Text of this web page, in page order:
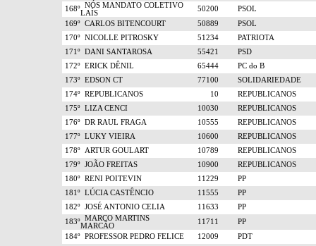
168º NÓS MANDATO COLETIVO
LAÍS
50200
PSOL
169º CARLOS BITENCOURT 50889
PSOL
170º NICOLLE PITROSKY 51234
PATRIOTA
171º DANI SANTAROSA 55421
PSD
172º ERICK DÊNIL 65444
PC do B
173º EDSON CT 77100
SOLIDARIEDADE
174º REPUBLICANOS 10
REPUBLICANOS
175º LIZA CENCI 10030
REPUBLICANOS
176º DR RAUL FRAGA 10555
REPUBLICANOS
177º LUKY VIEIRA 10600
REPUBLICANOS
178º ARTUR GOULART 10789
REPUBLICANOS
179º JOÃO FREITAS 10900
REPUBLICANOS
180º RENI POITEVIN 11229
PP
181º LÚCIA CASTÊNCIO 11555
PP
182º JOSÉ ANTONIO CELIA 11633
PP
183º MARCO MARTINS
MARCÃO
11711
PP
184º PROFESSOR PEDRO FELICE 12009
PDT